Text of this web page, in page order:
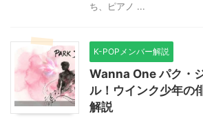
ち、ピアノ ...
K-POPメンバー解説
Wanna One パク・
ル！ウインク少年の
解説